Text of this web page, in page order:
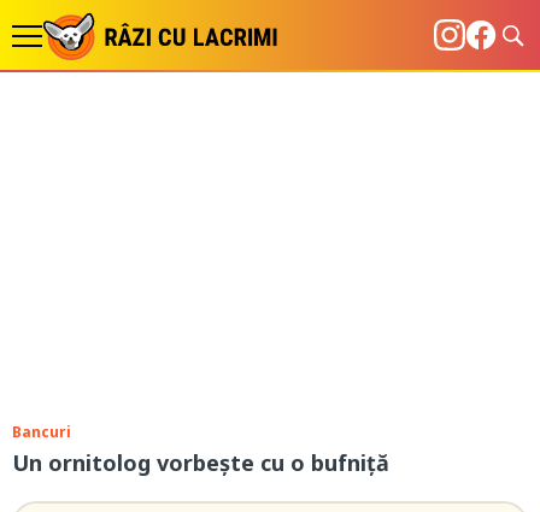
Bancuri
Un ornitolog vorbește cu o bufniță